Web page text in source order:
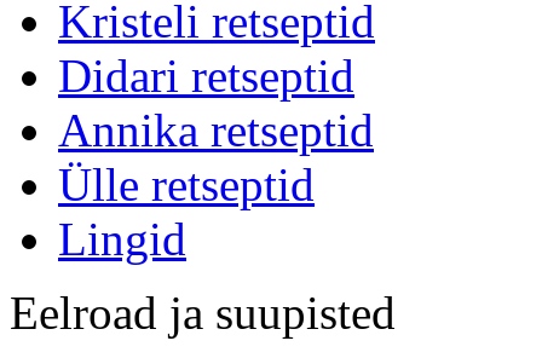
Kristeli retseptid
Didari retseptid
Annika retseptid
Ülle retseptid
Lingid
Eelroad ja suupisted